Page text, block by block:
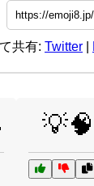
共有: Twitter